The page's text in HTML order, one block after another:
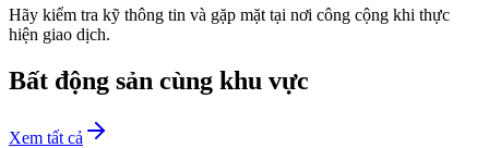
Hãy kiểm tra kỹ thông tin và gặp mặt tại nơi công cộng khi thực
hiện giao dịch.
Bất động sản cùng khu vực
Xem tất cả